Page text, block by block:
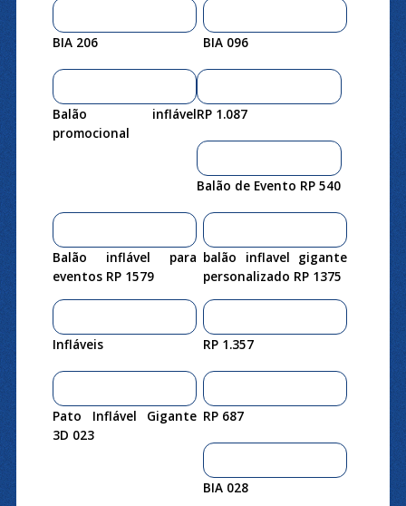
BIA 206 BIA 096
Balão inflável
promocional
RP 1.087
Balão de Evento RP 540
Balão inflável para
eventos RP 1579
balão inflavel gigante
personalizado RP 1375
Infláveis RP 1.357
Pato Inflável Gigante
3D 023
RP 687
BIA 028